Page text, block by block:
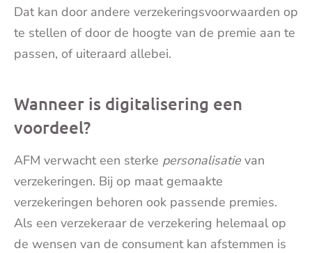
Dat kan door andere verzekeringsvoorwaarden op
te stellen of door de hoogte van de premie aan te
passen, of uiteraard allebei.
Wanneer is digitalisering een
voordeel?
AFM verwacht een sterke personalisatie van
verzekeringen. Bij op maat gemaakte
verzekeringen behoren ook passende premies.
Als een verzekeraar de verzekering helemaal op
de wensen van de consument kan afstemmen is